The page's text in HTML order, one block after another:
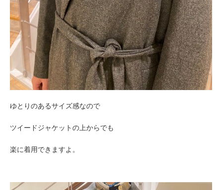
ゆとりのあるサイズ感なので
ツイードジャケットの上からでも
楽に着用できますよ。